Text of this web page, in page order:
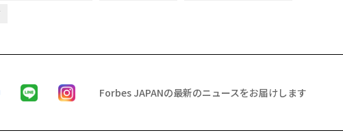
Forbes JAPANの最新のニュースをお届けします